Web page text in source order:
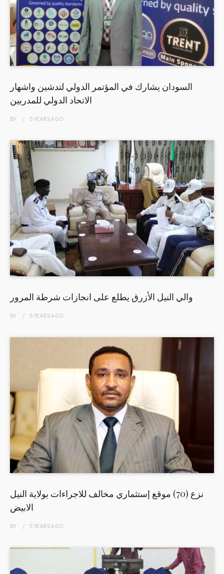
السودان يشارك في المؤتمر الدولي لتدشين واشهار
الاتحاد الدولي للمدربين
BY 5 YEARSAGO
والي النيل الأزرق يطلع على انجازات شرطة المرور
BY 5 YEARSAGO
نزع (70) موقع إستثماري مخالف للاجراءات بولاية النيل
الابيض
BY 5 YEARSAGO